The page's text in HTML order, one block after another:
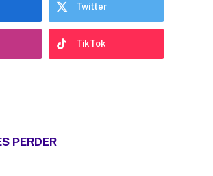
Twitter
TikTok
PERDER